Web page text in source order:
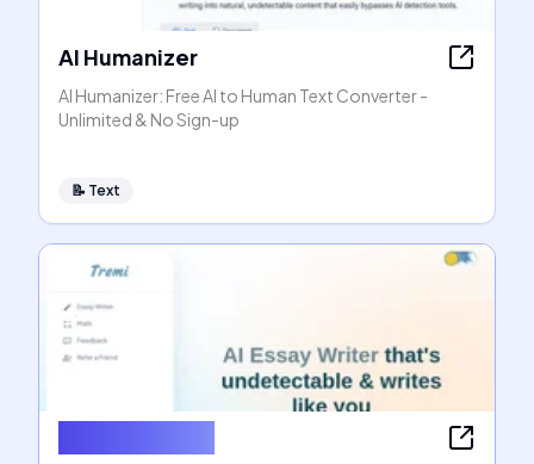
AI Humanizer
AI Humanizer: Free AI to Human Text Converter -
Unlimited & No Sign-up
📝 Text